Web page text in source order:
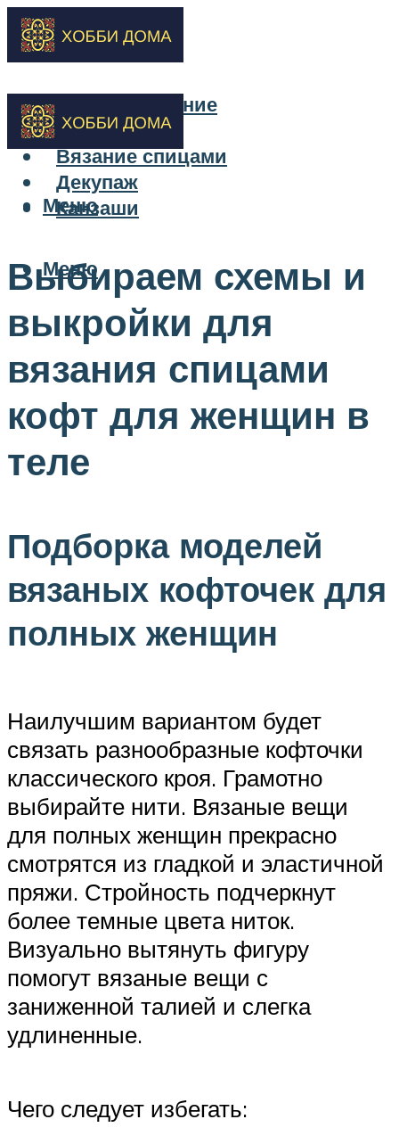
Бисероплетение
Вышивка
Вязание спицами
Декупаж
Канзаши
Меню
Меню
Выбираем схемы и
выкройки для
вязания спицами
кофт для женщин в
теле
Подборка моделей
вязаных кофточек для
полных женщин
Наилучшим вариантом будет
связать разнообразные кофточки
классического кроя. Грамотно
выбирайте нити. Вязаные вещи
для полных женщин прекрасно
смотрятся из гладкой и эластичной
пряжи. Стройность подчеркнут
более темные цвета ниток.
Визуально вытянуть фигуру
помогут вязаные вещи с
заниженной талией и слегка
удлиненные.
Чего следует избегать: